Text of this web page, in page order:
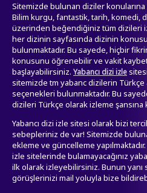
Sitemizde bulunan diziler konularına
Bilim kurgu, fantastik, tarih, komedi,
üzerinden beğendiğiniz tüm dizileri
her dizinin sayfasında dizinin
bulunmaktadır. Bu sayede, hiçbir
konusunu öğrenebilir ve vakit
başlayabilirsiniz. Yabancı dizi izle
sitemizde tm yabanc dizilerin Türkçe
seçenekleri bulunmaktadır. Bu
dizileri Türkçe olarak izleme şansına
Yabancı dizi izle sitesi olarak bizi
sebepleriniz de var! Sitemizde
ekleme ve güncelleme
izle sitelerinde bulamayacağınız
ilk olarak izleyebilirsiniz. Bunun yanı
görüşlerinizi mail yoluyla bize